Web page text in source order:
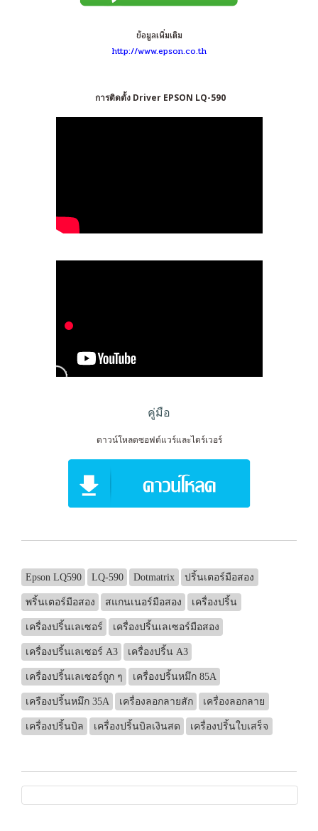
ข้อมูลเพิ่มเติม
http://www.epson.co.th
การติดตั้ง Driver EPSON LQ-590
คู่มือ
ดาวน์โหลดซอฟต์แวร์และไดร์เวอร์
Epson LQ590 LQ-590 Dotmatrix ปริ้นเตอร์มือสอง
พริ้นเตอร์มือสอง สแกนเนอร์มือสอง เครื่องปริ้น
เครื่องปริ้นเลเซอร์ เครื่องปริ้นเลเซอร์มือสอง
เครื่องปริ้นเลเซอร์ A3 เครื่องปริ้น A3
เครื่องปริ้นเลเซอร์ถูก ๆ เครื่องปริ้นหมึก 85A
เครืองปริ้นหมึก 35A เครื่องลอกลายสัก เครื่องลอกลาย
เครื่องปริ้นบิล เครื่องปริ้นบิลเงินสด เครื่องปริ้นใบเสร็จ